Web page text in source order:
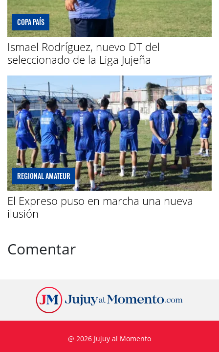
COPA PAÍS
Ismael Rodríguez, nuevo DT del
seleccionado de la Liga Jujeña
REGIONAL AMATEUR
El Expreso puso en marcha una nueva
ilusión
Comentar
@ 2026 Jujuy al Momento